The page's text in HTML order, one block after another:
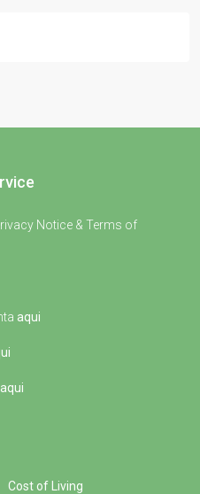
Notice & Terms of
aqui
aqui
Cost of Living